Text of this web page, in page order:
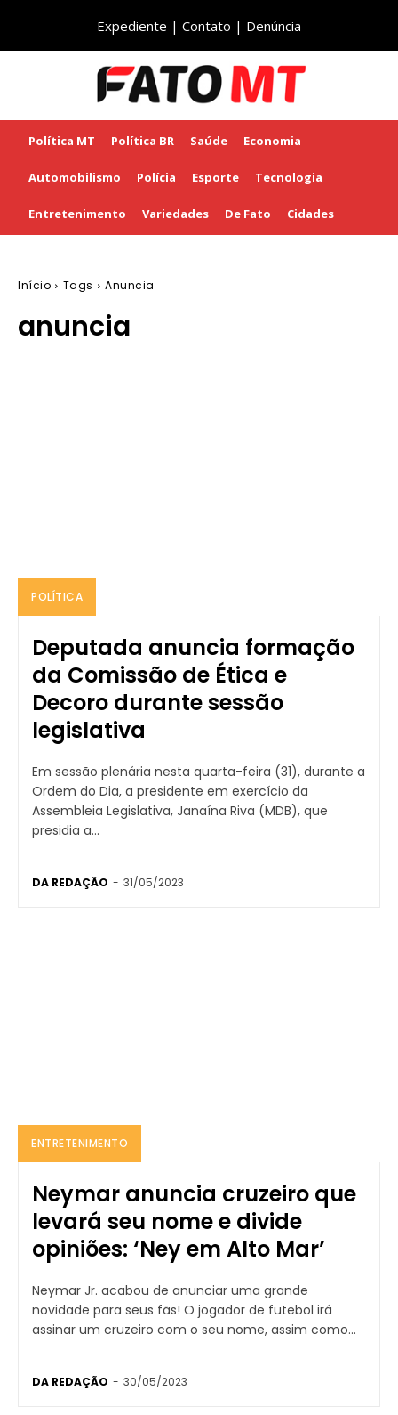
Expediente | Contato | Denúncia
Política MT Política BR Saúde Economia
Automobilismo Polícia Esporte Tecnologia
Entretenimento Variedades De Fato Cidades
Início Tags Anuncia
anuncia
POLÍTICA
Deputada anuncia formação
da Comissão de Ética e
Decoro durante sessão
legislativa
Em sessão plenária nesta quarta-feira (31), durante a
Ordem do Dia, a presidente em exercício da
Assembleia Legislativa, Janaína Riva (MDB), que
presidia a...
DA REDAÇÃO - 31/05/2023
ENTRETENIMENTO
Neymar anuncia cruzeiro que
levará seu nome e divide
opiniões: ‘Ney em Alto Mar’
Neymar Jr. acabou de anunciar uma grande
novidade para seus fãs! O jogador de futebol irá
assinar um cruzeiro com o seu nome, assim como...
DA REDAÇÃO - 30/05/2023